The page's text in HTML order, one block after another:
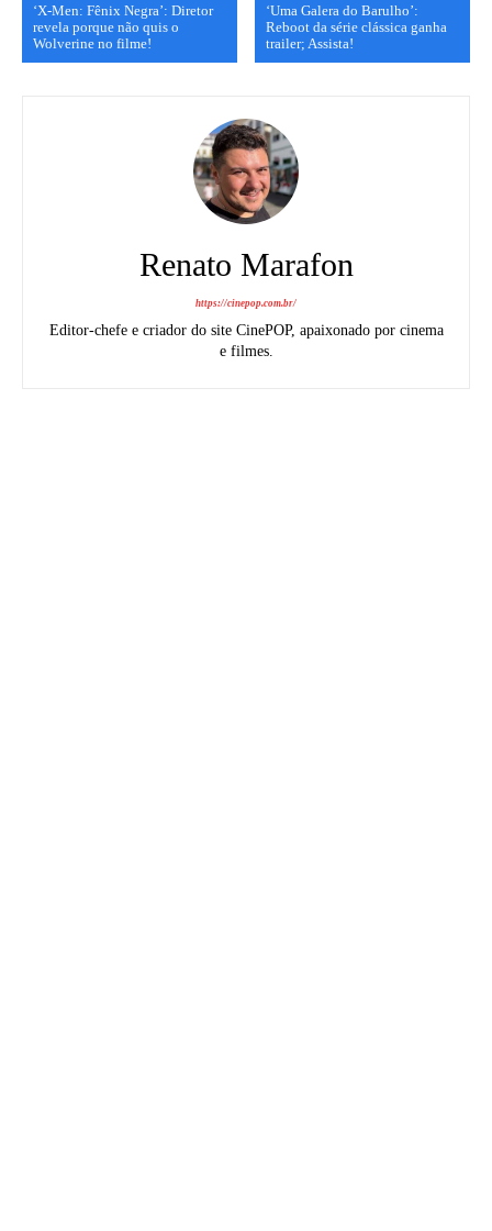
‘X-Men: Fênix Negra’: Diretor
revela porque não quis o
Wolverine no filme!
‘Uma Galera do Barulho’:
Reboot da série clássica ganha
trailer; Assista!
Renato Marafon
https://cinepop.com.br/
Editor-chefe e criador do site CinePOP, apaixonado por cinema
e filmes.